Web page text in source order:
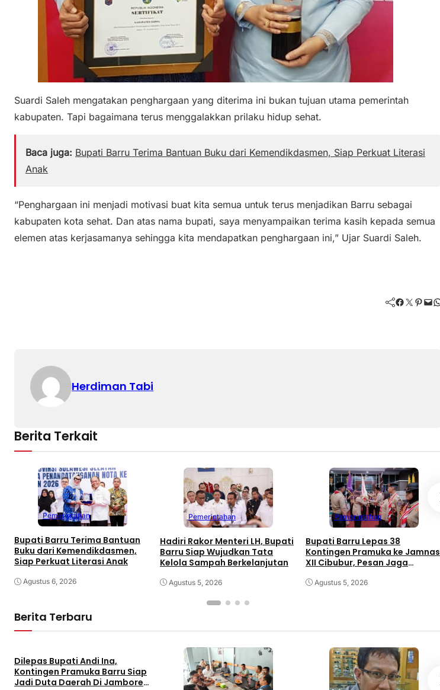
Suardi Saleh mengatakan penghargaan yang diterima ini bukan tujuan utama pemerintah
kabupaten. Tapi bagaimana terus menggalakkan prilaku hidup sehat.
Baca juga: Bupati Barru Terima Bantuan Buku dari Kemendikdasmen, Siap Perkuat Literasi
Anak
“Penghargaan ini menjadi motivasi buat kita semua untuk terus menjadikan Barru sebagai
kabupaten kota sehat. Dan atas nama bupati, saya menyampaikan terima kasih kepada semua
elemen atas kerjasamanya sehingga kita mendapatkan penghargaan ini,” Ujar Suardi Saleh.
Facebook Twitter Pinterest Mail WhatsApp
Herdiman Tabi
Berita Terkait
Pemerintahan
Bupati Barru Terima Bantuan
Buku dari Kemendikdasmen,
Siap Perkuat Literasi Anak
Agustus 6, 2026
Pemerintahan
Hadiri Rakor Menteri LH, Bupati
Barru Siap Wujudkan Tata
Kelola Sampah Berkelanjutan
Agustus 5, 2026
Pemerintahan
Bupati Barru Lepas 38
Kontingen Pramuka ke Jamnas
XII Cibubur, Pesan Jaga
Agustus 5, 2026
Berita Terbaru
Dilepas Bupati Andi Ina,
Kontingen Pramuka Barru Siap
Jadi Duta Daerah Di Jambore